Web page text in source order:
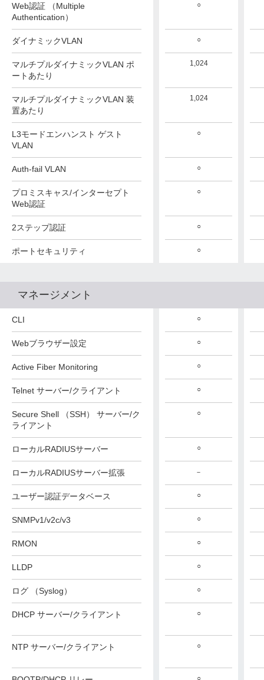
Web認証 （Multiple
Authentication）
ダイナミックVLAN
マルチプルダイナミックVLAN ポ
ートあたり
マルチプルダイナミックVLAN 装
置あたり
L3モードエンハンスト ゲスト
VLAN
Auth-fail VLAN
プロミスキャス/インターセプト
Web認証
2ステップ認証
ポートセキュリティ
○
○
1,024
1,024
○
○
○
○
○
1,024
1,024
○
○
○
○
1,024
1,024
○
○
○
○
○
マネージメント
CLI
Webブラウザー設定
Active Fiber Monitoring
Telnet サーバー/クライアント
Secure Shell （SSH） サーバー/ク
ライアント
ローカルRADIUSサーバー
ローカルRADIUSサーバー拡張
ユーザー認証データベース
SNMPv1/v2c/v3
RMON
LLDP
ログ （Syslog）
DHCP サーバー/クライアント
NTP サーバー/クライアント
○
○
○
○
○
AT-x530L-FL01
○
○
○
○
○
○
○
○
○
○
AT-x530L-FL01
○
○
○
○
○
○
○
○
－
○
○
○
○
○
○
○
○